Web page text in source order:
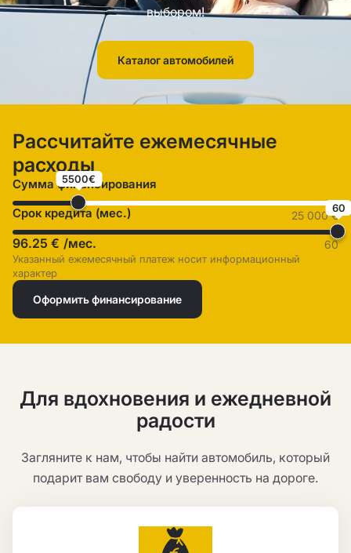
выбором!
Каталог автомобилей
Рассчитайте ежемесячные
расходы
Сумма финансирования
5500€
25 000 €
Срок кредита (мес.) 60
60
96.25 € /мес.
Указанный ежемесячный платеж носит информационный
характер
Оформить финансирование
Для вдохновения и ежедневной
радости
Загляните к нам, чтобы найти автомобиль, который
подарит вам свободу и уверенность на дороге.